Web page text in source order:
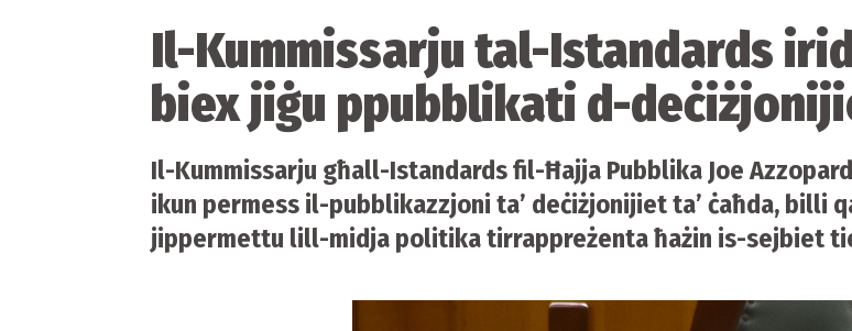
Il-Kummissarju tal-Istandards
biex jiġu ppubblikati d-
Il-Kummissarju għall-Istandards fil-Ħajja Pubblika Joe
ikun permess il-pubblikazzjoni ta’ deċiżjonijiet ta’ ċaħda, billi
jippermettu lill-midja politika tirrappreżenta ħażin is-sejbiet